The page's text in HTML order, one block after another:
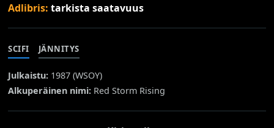
Adlibris:tarkista saatavuus
SCIFI JÄNNITYS
Julkaistu: 1987 (WSOY)
Alkuperäinen nimi: Red Storm Rising